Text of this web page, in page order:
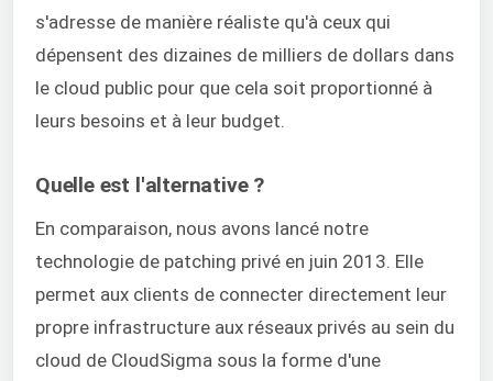
s'adresse de manière réaliste qu'à ceux qui
dépensent des dizaines de milliers de dollars dans
le cloud public pour que cela soit proportionné à
leurs besoins et à leur budget.
Quelle est l'alternative ?
En comparaison, nous avons lancé notre
technologie de patching privé en juin 2013. Elle
permet aux clients de connecter directement leur
propre infrastructure aux réseaux privés au sein du
cloud de CloudSigma sous la forme d'une